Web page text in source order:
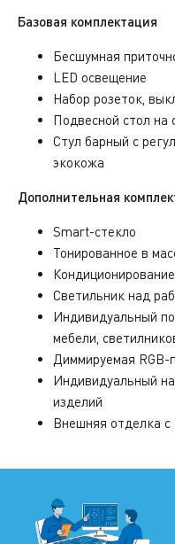
Базовая комплектация
Бесшумная
LED освещение
Набор розеток,
Подвесной стол на
Стул барный с
экокожа
Дополнительная
Smart-стекло
Тонированное в
Кондиционирование
Светильник над
Индивидуальный
мебели,
Диммируемая RGB-
Индивидуальный
изделий
Внешняя отделка с